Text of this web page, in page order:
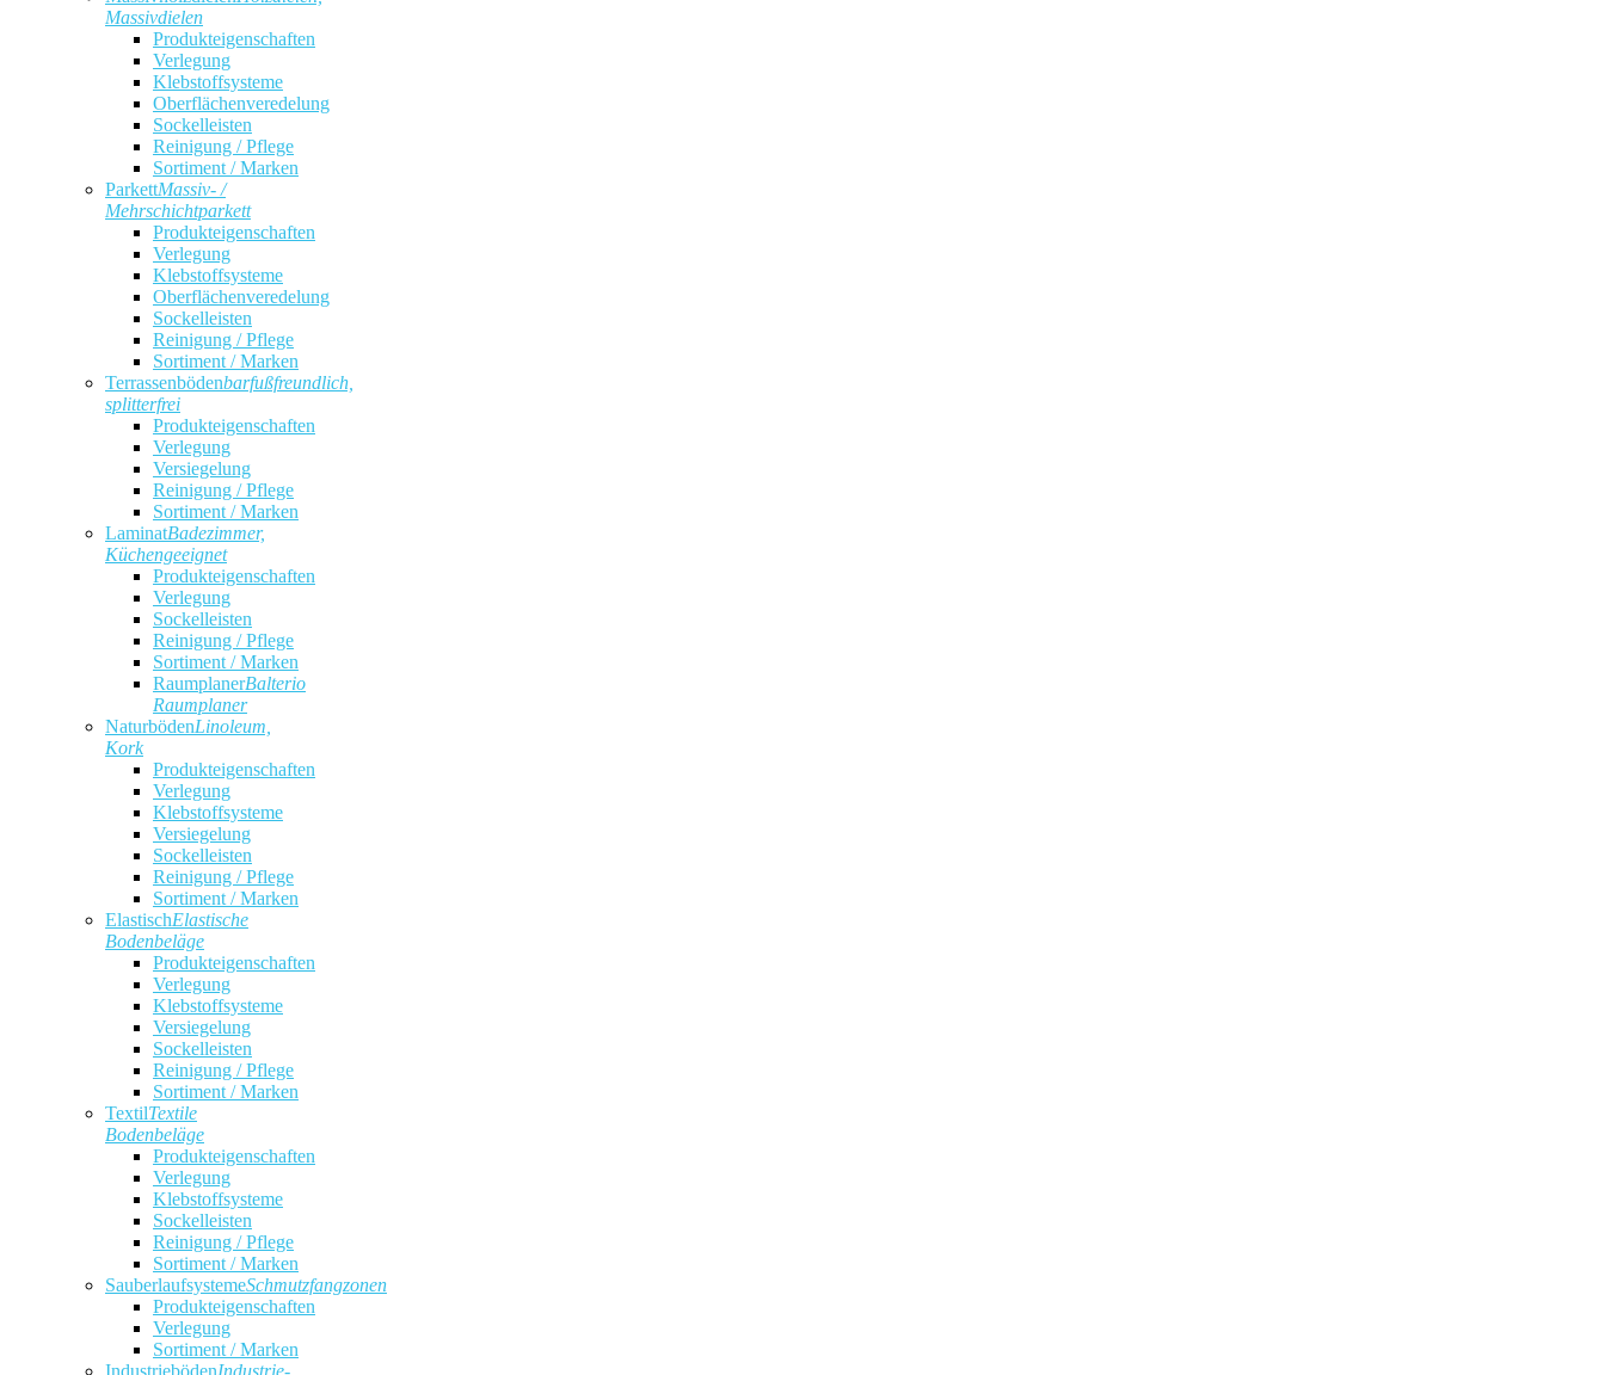
Massivdielen
Produkteigenschaften
Verlegung
Klebstoffsysteme
Oberflächenveredelung
Sockelleisten
Reinigung / Pflege
Sortiment / Marken
ParkettMassiv- /
Mehrschichtparkett
Produkteigenschaften
Verlegung
Klebstoffsysteme
Oberflächenveredelung
Sockelleisten
Reinigung / Pflege
Sortiment / Marken
Terrassenbödenbarfußfreundlich,
splitterfrei
Produkteigenschaften
Verlegung
Versiegelung
Reinigung / Pflege
Sortiment / Marken
LaminatBadezimmer,
Küchengeeignet
Produkteigenschaften
Verlegung
Sockelleisten
Reinigung / Pflege
Sortiment / Marken
RaumplanerBalterio
Raumplaner
NaturbödenLinoleum,
Kork
Produkteigenschaften
Verlegung
Klebstoffsysteme
Versiegelung
Sockelleisten
Reinigung / Pflege
Sortiment / Marken
ElastischElastische
Bodenbeläge
Produkteigenschaften
Verlegung
Klebstoffsysteme
Versiegelung
Sockelleisten
Reinigung / Pflege
Sortiment / Marken
TextilTextile
Bodenbeläge
Produkteigenschaften
Verlegung
Klebstoffsysteme
Sockelleisten
Reinigung / Pflege
Sortiment / Marken
SauberlaufsystemeSchmutzfangzonen
Produkteigenschaften
Verlegung
Sortiment / Marken
IndustriebödenIndustrie-